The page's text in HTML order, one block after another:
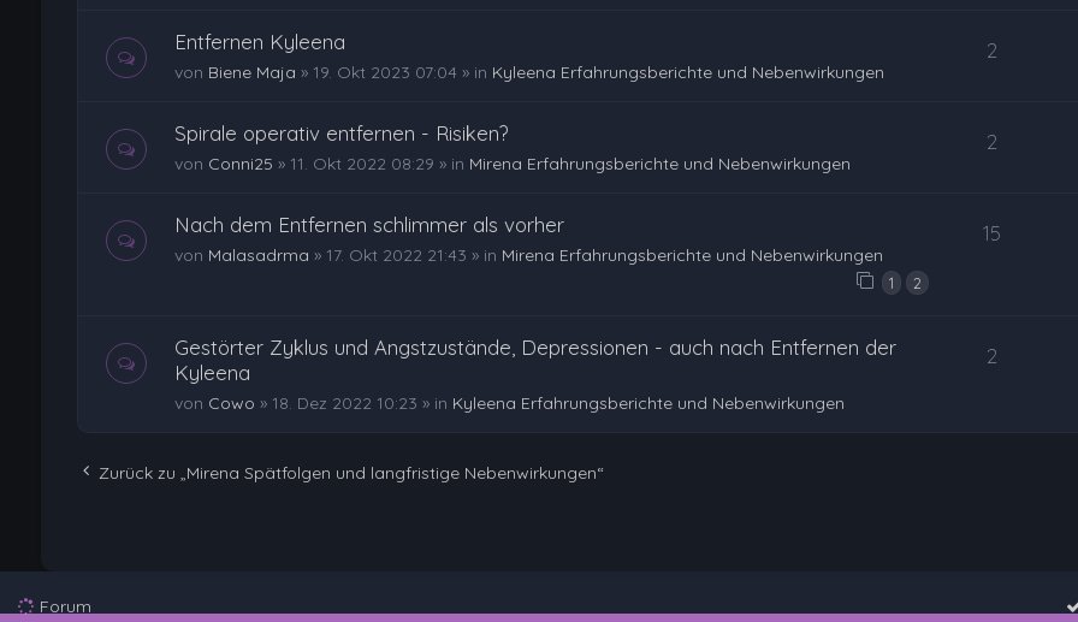
Entfernen Kyleena
von Biene Maja » 19. Okt 2023 07:04 » in Kyleena Erfahrungsberichte und Nebenwirkungen
2
Spirale operativ entfernen - Risiken?
von Conni25 » 11. Okt 2022 08:29 » in Mirena Erfahrungsberichte und Nebenwirkungen
2
Nach dem Entfernen schlimmer als vorher
von Malasadrma » 17. Okt 2022 21:43 » in Mirena Erfahrungsberichte und Nebenwirkungen
1 2
15
Gestörter Zyklus und Angstzustände, Depressionen - auch nach Entfernen der
Kyleena
von Cowo » 18. Dez 2022 10:23 » in Kyleena Erfahrungsberichte und Nebenwirkungen
2
Zurück zu „Mirena Spätfolgen und langfristige Nebenwirkungen“
Forum